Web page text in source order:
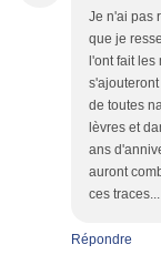
Je n'ai pas
que je
l'ont fait
de toutes
lèvres et
ans
auront
ces
Répondre